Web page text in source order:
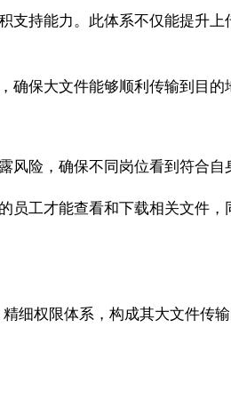
持能力。此体系不仅能提升
保大文件能够顺利传输到目的
险，确保不同岗位看到符合自
工才能查看和下载相关文件
细权限体系，构成其大文件传